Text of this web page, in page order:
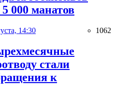
000 манатов
14:30 1062
стали
к